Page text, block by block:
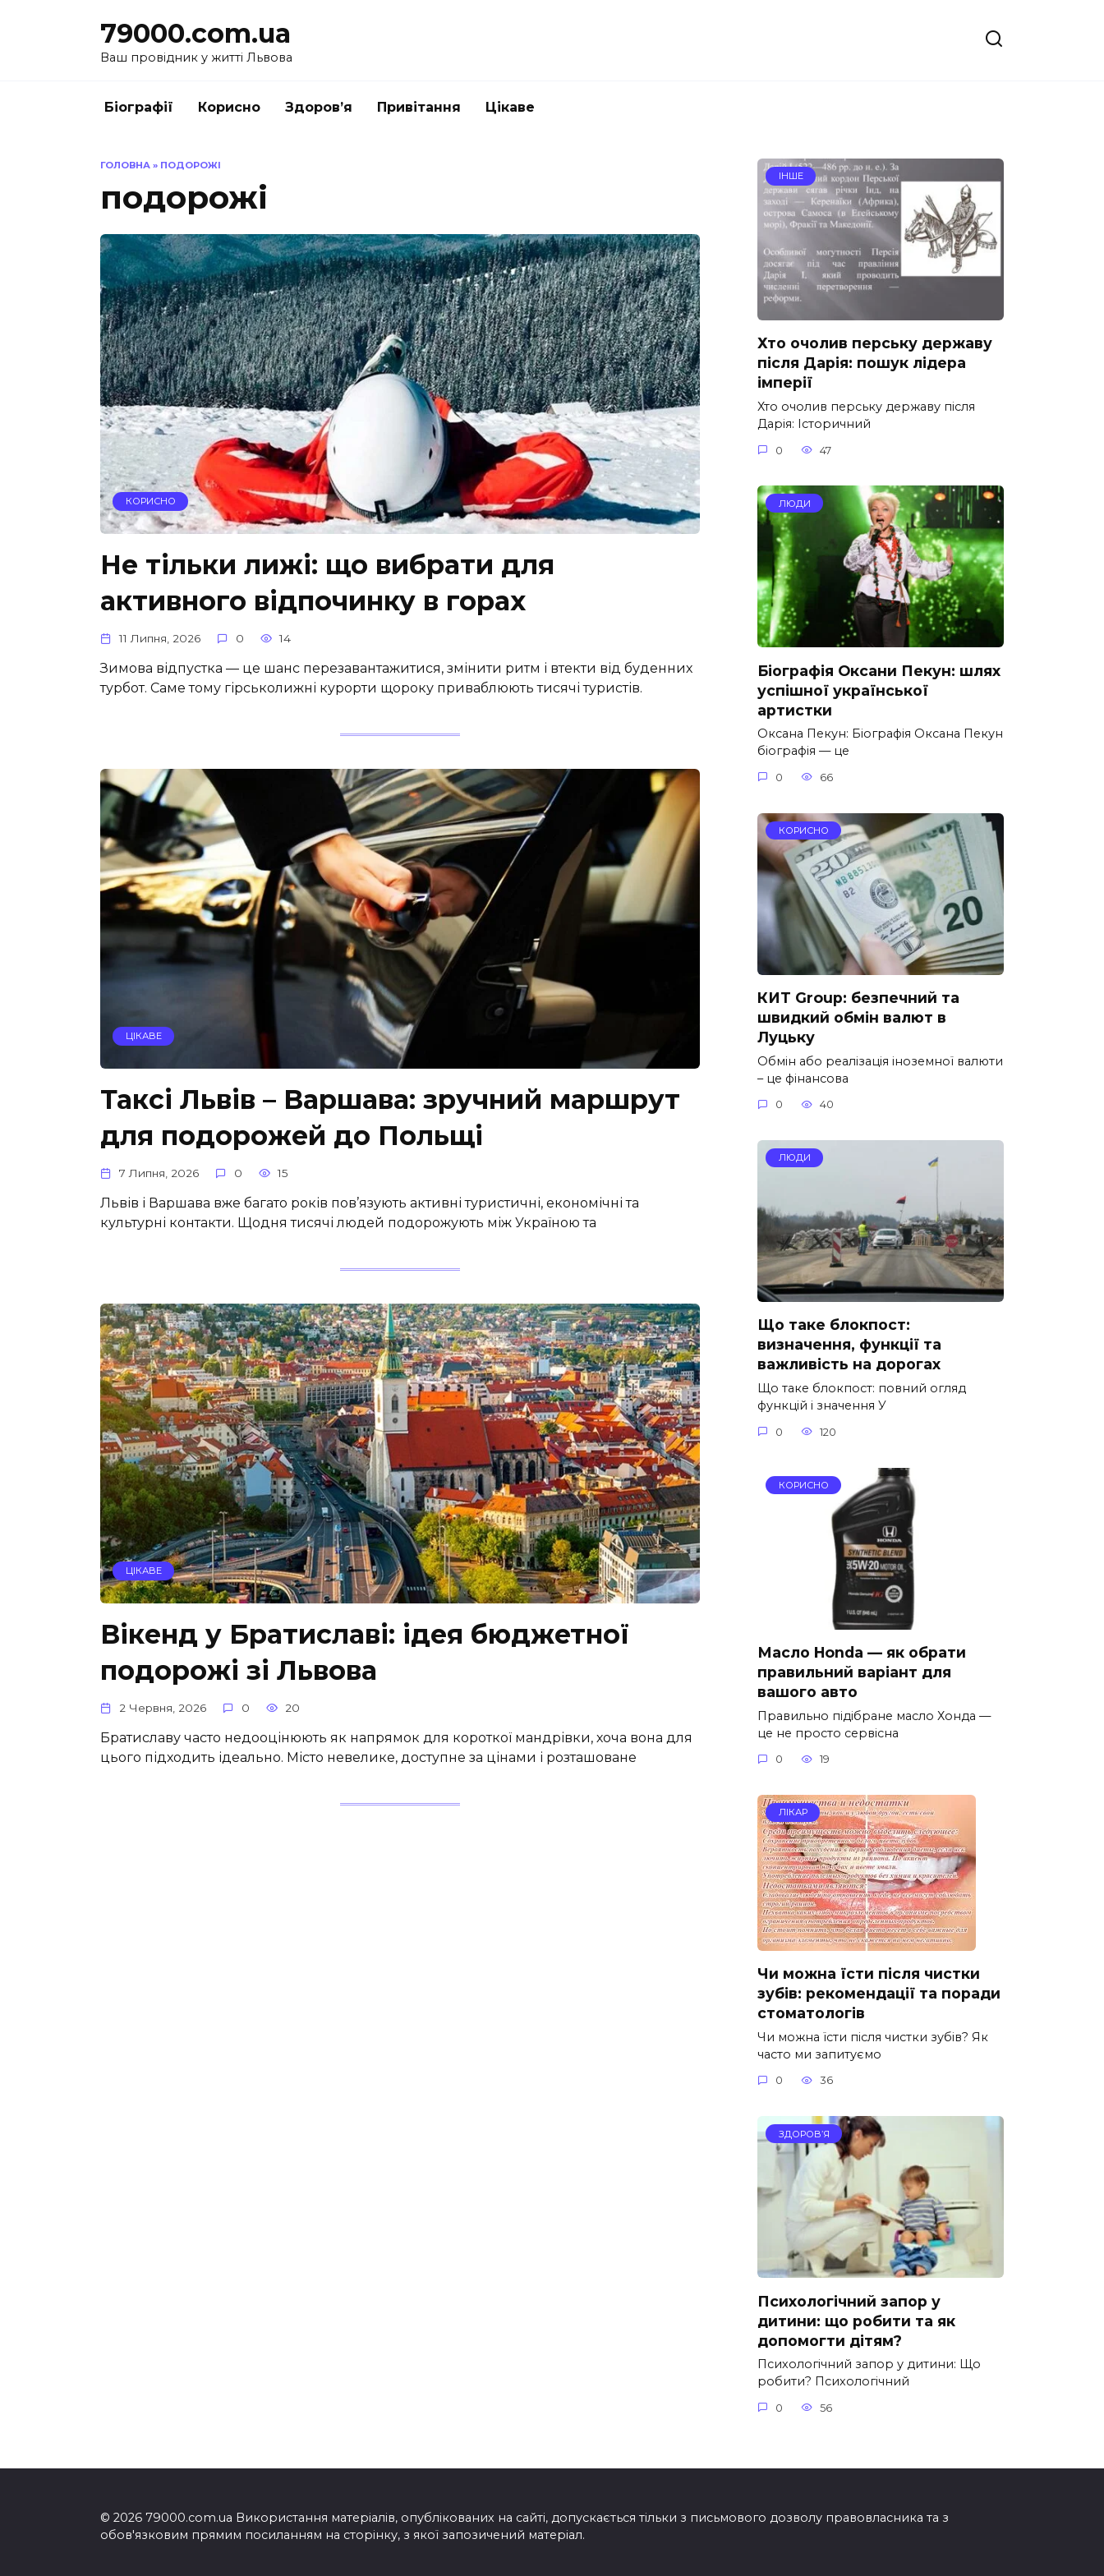
79000.com.ua
Ваш провідник у житті Львова
Біографії Корисно Здоров’я Привітання Цікаве
ГОЛОВНА » ПОДОРОЖІ
подорожі
КОРИСНО
Не тільки лижі: що вибрати для
активного відпочинку в горах
11 Липня, 2026 0 14
Зимова відпустка — це шанс перезавантажитися, змінити ритм і втекти від буденних
турбот. Саме тому гірськолижні курорти щороку приваблюють тисячі туристів.
ЦІКАВЕ
Таксі Львів – Варшава: зручний маршрут
для подорожей до Польщі
7 Липня, 2026 0 15
Львів і Варшава вже багато років пов’язують активні туристичні, економічні та
культурні контакти. Щодня тисячі людей подорожують між Україною та
ЦІКАВЕ
Вікенд у Братиславі: ідея бюджетної
подорожі зі Львова
2 Червня, 2026 0 20
Братиславу часто недооцінюють як напрямок для короткої мандрівки, хоча вона для
цього підходить ідеально. Місто невелике, доступне за цінами і розташоване
ІНШЕ
Хто очолив перську державу
після Дарія: пошук лідера
імперії
Хто очолив перську державу після
Дарія: Історичний
0 47
ЛЮДИ
Біографія Оксани Пекун: шлях
успішної української
артистки
Оксана Пекун: Біографія Оксана Пекун
біографія — це
0 66
КОРИСНО
КИТ Group: безпечний та
швидкий обмін валют в
Луцьку
Обмін або реалізація іноземної валюти
– це фінансова
0 40
ЛЮДИ
Що таке блокпост:
визначення, функції та
важливість на дорогах
Що таке блокпост: повний огляд
функцій і значення У
0 120
КОРИСНО
Масло Honda — як обрати
правильний варіант для
вашого авто
Правильно підібране масло Хонда —
це не просто сервісна
0 19
ЛІКАР
Чи можна їсти після чистки
зубів: рекомендації та поради
стоматологів
Чи можна їсти після чистки зубів? Як
часто ми запитуємо
0 36
ЗДОРОВ’Я
Психологічний запор у
дитини: що робити та як
допомогти дітям?
Психологічний запор у дитини: Що
робити? Психологічний
0 56
© 2026 79000.com.ua Використання матеріалів, опублікованих на сайті, допускається тільки з письмового дозволу правовласника та з
обов'язковим прямим посиланням на сторінку, з якої запозичений матеріал.